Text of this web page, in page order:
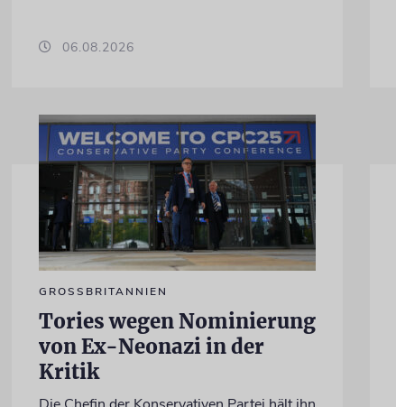
06.08.2026
GROSSBRITANNIEN
Tories wegen Nominierung
von Ex-Neonazi in der
Kritik